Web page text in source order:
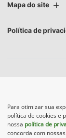
Mapa do site
Política de
No
vidas.
Para otimizar sua
política de cookies e
nossa política de
concorda com